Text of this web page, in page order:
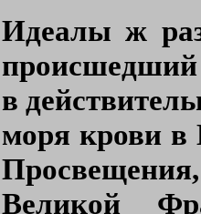
Идеалы ж
происшедший
в
моря крови в
Великой